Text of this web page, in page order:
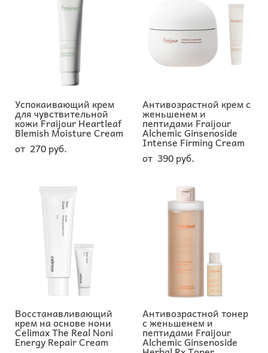
Успокаивающий крем
для чувствительной
кожи Fraijour Heartleaf
Blemish Moisture Cream
от 270 pуб.
Антивозрастной крем с
женьшенем и
пептидами Fraijour
Alchemic Ginsenoside
Intense Firming Cream
от 390 pуб.
Восстанавливающий
крем на основе нони
Celimax The Real Noni
Energy Repair Cream
Антивозрастной тонер
с женьшенем и
пептидами Fraijour
Alchemic Ginsenoside